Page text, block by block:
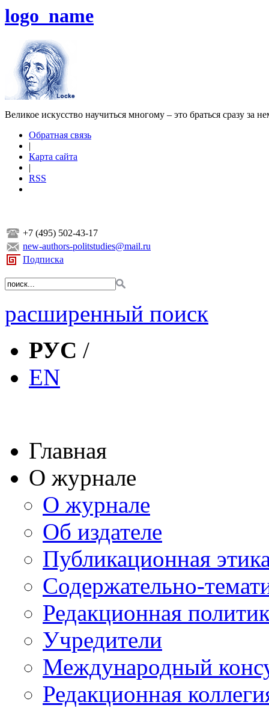
logo_name
Великое искусство научиться многому – это браться сразу за
Обратная связь
|
Карта сайта
|
RSS
+7 (495) 502-43-17
new-authors-politstudies@mail.ru
Подписка
расширенный поиск
РУС /
EN
Главная
О журнале
О журнале
Об издателе
Публикационная
Содержательно-
Редакционная
Учредители
Международный
Редакционная